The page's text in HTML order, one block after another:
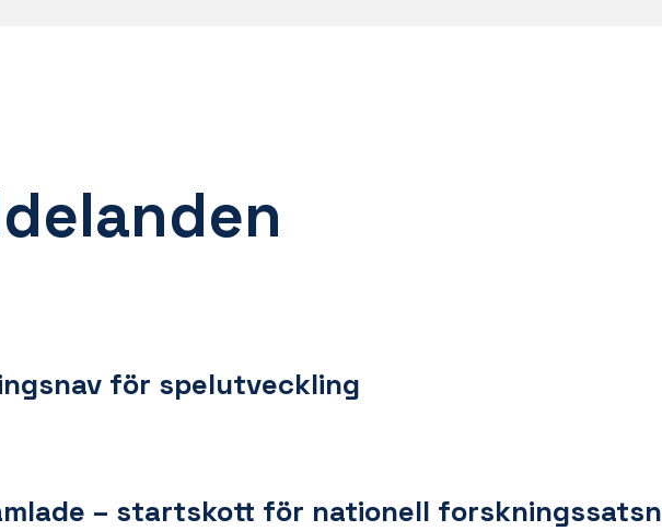
för spelutveckling
– startskott för nationell